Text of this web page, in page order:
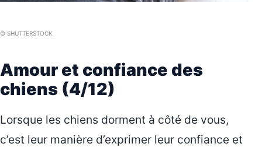
© SHUTTERSTOCK
Amour et confiance des
chiens (4/12)
Lorsque les chiens dorment à côté de vous,
c’est leur manière d’exprimer leur confiance et